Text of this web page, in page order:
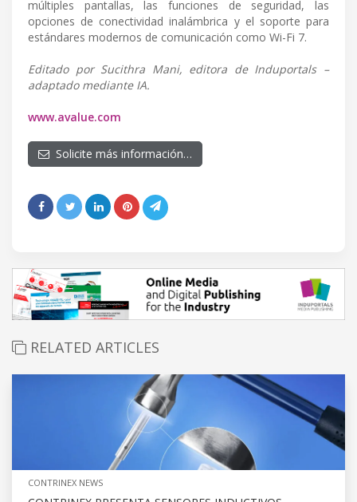
múltiples pantallas, las funciones de seguridad, las
opciones de conectividad inalámbrica y el soporte para
estándares modernos de comunicación como Wi-Fi 7.
Editado por Sucithra Mani, editora de Induportals –
adaptado mediante IA.
www.avalue.com
Solicite más información…
RELATED ARTICLES
CONTRINEX NEWS